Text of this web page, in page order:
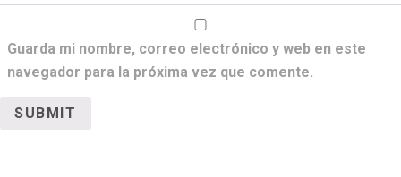
Guarda mi nombre, correo electrónico y web en este
navegador para la próxima vez que comente.